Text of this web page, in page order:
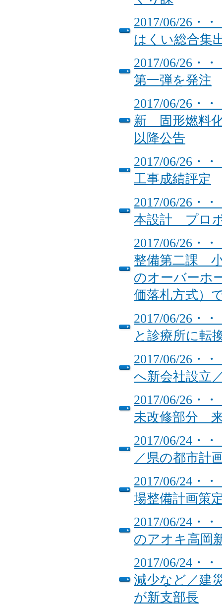
2017/06/26・
はくい総合集
2017/06/26・
第一弾を発注
2017/06/26・
新 固形燃料
以降公告
2017/06/26・
工事成績評定
2017/06/26・
本設計 プロ
2017/06/26・
整備第二課
のオーバーホ
価落札方式）
2017/06/26・
と診療所に転
2017/06/26・
へ新会社設立
2017/06/26・
未改修部分
2017/06/24・
／県の都市計
2017/06/24・
場整備計画策
2017/06/24・
のアオキ高岡
2017/06/24・
減少など／建
が新支部長